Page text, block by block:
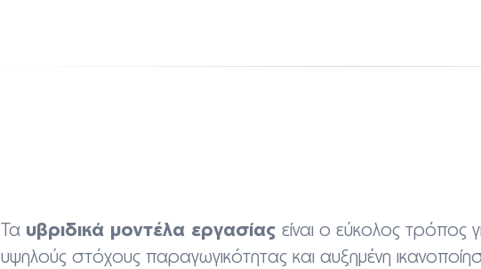
Τα υβριδικά μοντέλα εργασίας είναι ο εύκολος τρόπος
υψηλούς στόχους παραγωγικότητας και αυξημένη